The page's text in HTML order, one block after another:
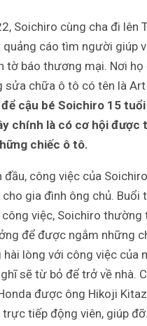
Soichiro cùng cha đi lên
quảng cáo tìm người giúp
tờ báo thương mại. Nơi
sửa chữa ô tô có tên là Art
cậu bé Soichiro 15
chính là có cơ hội được
chiếc ô tô.
đầu, công việc của
gia đình ông chủ. Buổi
việc, Soichiro thường
để được ngắm những
hài lòng với công việc của
sẽ từ bỏ để trở về nhà.
được ông Hikoji
tiếp động viên, giúp